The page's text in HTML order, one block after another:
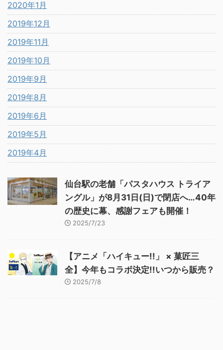
2020年1月
2019年12月
2019年11月
2019年10月
2019年9月
2019年8月
2019年6月
2019年5月
2019年4月
仙台駅の老舗「パスタハウス トライア
ングル」が8月31日(日)で閉店へ…40年
の歴史に幕、感謝フェアも開催！
2025/7/23
【アニメ「ハイキュー!!」 × 菓匠三
全】今年もコラボ決定!!いつから販売？
2025/7/8